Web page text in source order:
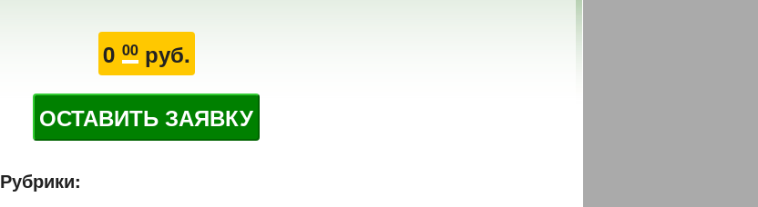
0 00руб.
ОСТАВИТЬ ЗАЯВКУ
Рубрики: